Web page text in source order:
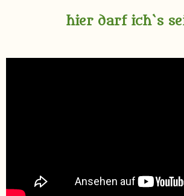
hier darf ich`s